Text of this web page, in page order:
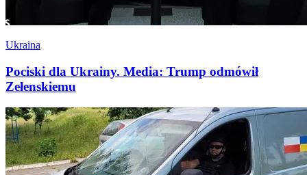
Ukraina
Pociski dla Ukrainy. Media: Trump odmówił
Zełenskiemu